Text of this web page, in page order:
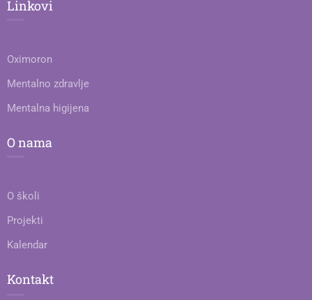
Linkovi
Oximoron
Mentalno zdravlje
Mentalna higijena
O nama
O školi
Projekti
Kalendar
Kontakt